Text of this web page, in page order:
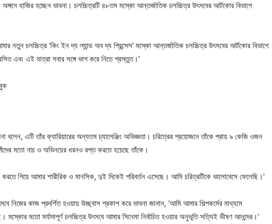
হাজির হচ্ছেন ভাবনা। চলচ্চিত্রটি ৪৮তম মস্কো আন্তর্জাতিক চলচ্চিত্র উৎসবের আর্টকোর বিভাগে
নতুন চলচ্চিত্র ‘কিং ইন দ্য ল্যান্ড অব দ্য প্রিন্সেস’ মস্কো আন্তর্জাতিক চলচ্চিত্র উৎসবের আর্টকোর বিভাগে
এবং এই যাত্রা সবার সঙ্গে ভাগ করে নিতে প্রস্তুত।’
বলেন, এটি তাঁর ক্যারিয়ারের অন্যতম চ্যালেঞ্জিং অভিজ্ঞতা। চরিত্রের প্রয়োজনে তাঁকে প্রায় ৯ কেজি ওজন
মতো নাচ ও অভিনয়ের ধরনও রপ্ত করতে হয়েছে তাঁকে।
করতে গিয়ে আমার শারীরিক ও মানসিক, দুই দিকেই পরিবর্তন এসেছে। আমি চরিত্রটিকে ভালোবেসে ফেলেছি।’
নিজের কাজ প্রদর্শিত হওয়ায় উচ্ছ্বাস প্রকাশ করে ভাবনা জানান, ‘আমি আমার শিল্পকর্মের মাধ্যমে
মস্কোর মতো মর্যাদাপূর্ণ চলচ্চিত্র উৎসবে আমার সিনেমা নির্বাচিত হওয়ার অনুভূতি সত্যিই ভীষণ আনন্দের।’